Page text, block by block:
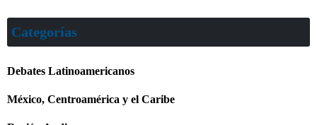
Categorías
Debates Latinoamericanos
México, Centroamérica y el Caribe